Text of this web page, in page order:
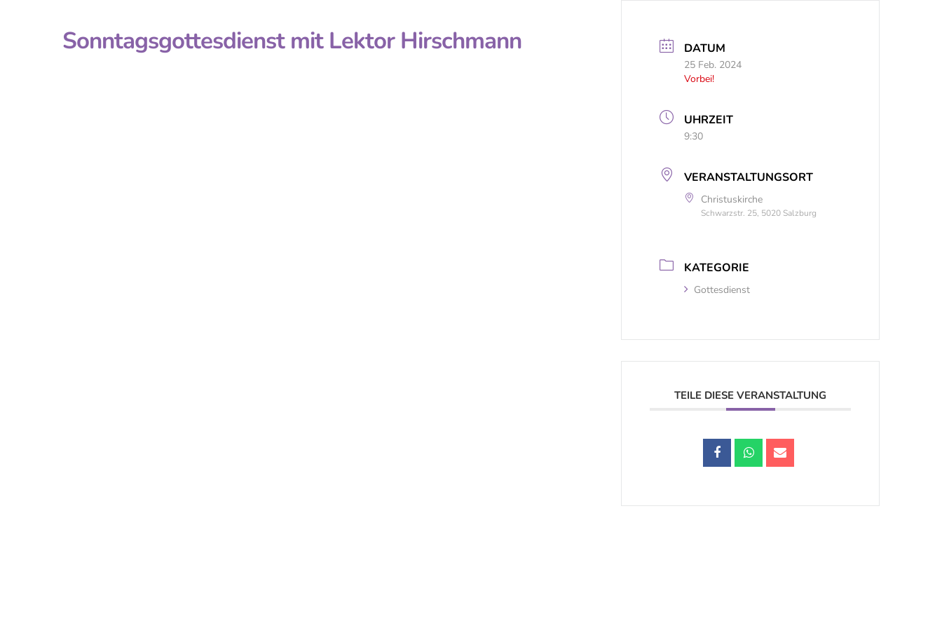
Sonntagsgottesdienst mit Lektor Hirschmann DATUM
25 Feb. 2024
Vorbei!
UHRZEIT
9:30
VERANSTALTUNGSORT
Christuskirche
Schwarzstr. 25, 5020 Salzburg
KATEGORIE
Gottesdienst
TEILE DIESE VERANSTALTUNG